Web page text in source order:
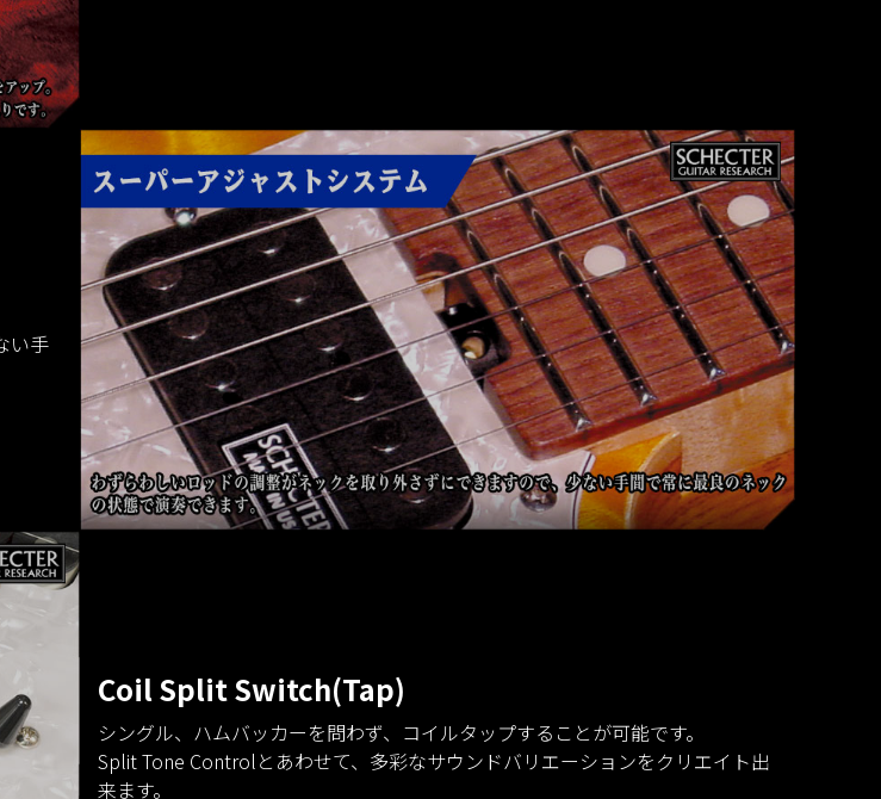
い手
Coil Split Switch(Tap)
シングル、ハムバッカーを問わず、コイルタップすることが可能です。
Split Tone Controlとあわせて、多彩なサウンドバリエーションをクリエイト出
来ます。